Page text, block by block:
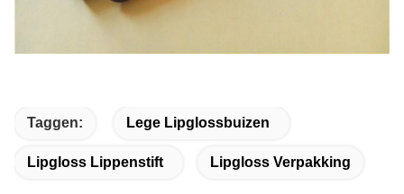
Taggen: Lege Lipglossbuizen
Lipgloss Lippenstift Lipgloss Verpakking